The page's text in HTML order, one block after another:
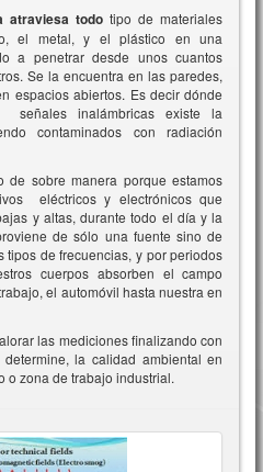
atraviesa todo tipo de materiales
el metal, y el plástico en una
a penetrar desde unos cuantos
Se la encuentra en las paredes,
espacios abiertos. Es decir dónde
señales inalámbricas existe la
contaminados con radiación
de sobre manera porque estamos
eléctricos y electrónicos que
y altas, durante todo el día y la
de sólo una fuente sino de
tipos de frecuencias, y por periodos
cuerpos absorben el campo
el automóvil hasta nuestra en
las mediciones finalizando con
la calidad ambiental en
o zona de trabajo industrial.